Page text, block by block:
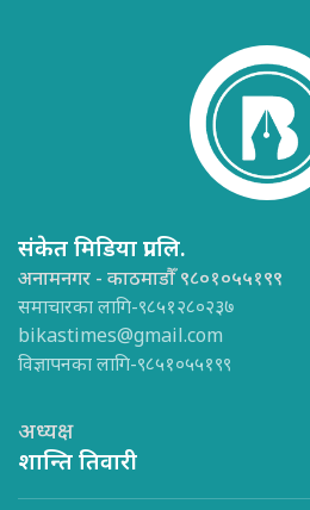
संकेत मिडिया प्रा.लि.
अनामनगर - काठमाडौँ ९८०१०५५१९९
समाचारका लागि-९८५१२८०२३७
bikastimes@gmail.com
विज्ञापनका लागि-९८५१०५५१९९
अध्यक्ष
शान्ति तिवारी